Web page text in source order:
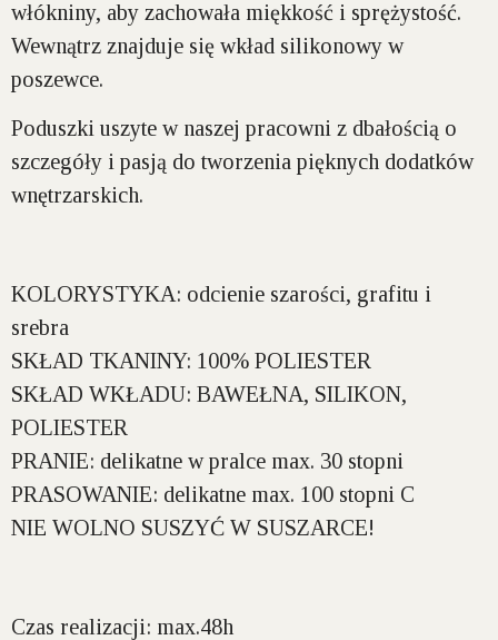
włókniny, aby zachowała miękkość i sprężystość.
Wewnątrz znajduje się wkład silikonowy w
poszewce.
Poduszki uszyte w naszej pracowni z dbałością o
szczegóły i pasją do tworzenia pięknych dodatków
wnętrzarskich.
KOLORYSTYKA: odcienie szarości, grafitu i
srebra
SKŁAD TKANINY: 100% POLIESTER
SKŁAD WKŁADU: BAWEŁNA, SILIKON,
POLIESTER
PRANIE: delikatne w pralce max. 30 stopni
PRASOWANIE: delikatne max. 100 stopni C
NIE WOLNO SUSZYĆ W SUSZARCE!
Czas realizacji: max.48h